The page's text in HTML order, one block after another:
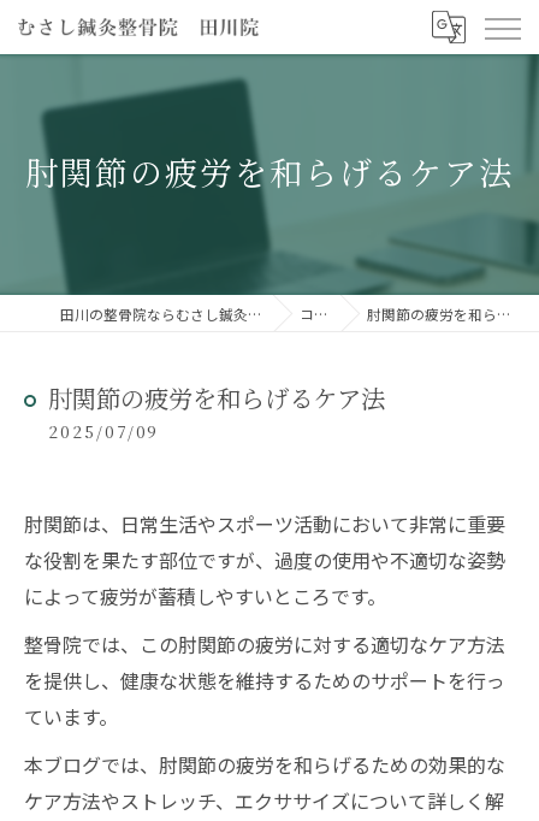
肘関節の疲労を和らげるケア法
田川の整骨院ならむさし鍼灸整骨院 田川院 コラム 肘関節の疲労を和らげるケア法
肘関節の疲労を和らげるケア法
2025/07/09
肘関節は、日常生活やスポーツ活動において非常に重要
な役割を果たす部位ですが、過度の使用や不適切な姿勢
によって疲労が蓄積しやすいところです。
整骨院では、この肘関節の疲労に対する適切なケア方法
を提供し、健康な状態を維持するためのサポートを行っ
ています。
本ブログでは、肘関節の疲労を和らげるための効果的な
ケア方法やストレッチ、エクササイズについて詳しく解